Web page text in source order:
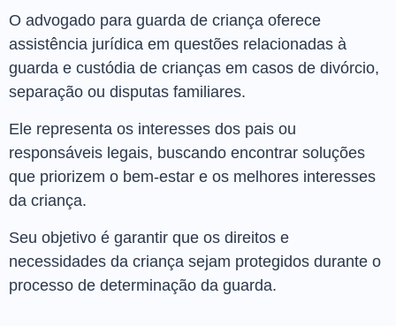
O advogado para guarda de criança oferece
assistência jurídica em questões relacionadas à
guarda e custódia de crianças em casos de divórcio,
separação ou disputas familiares.
Ele representa os interesses dos pais ou
responsáveis legais, buscando encontrar soluções
que priorizem o bem-estar e os melhores interesses
da criança.
Seu objetivo é garantir que os direitos e
necessidades da criança sejam protegidos durante o
processo de determinação da guarda.